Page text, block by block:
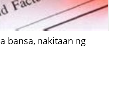
bansa, nakitaan ng